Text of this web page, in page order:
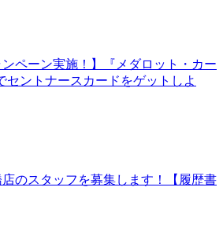
ンペーン実施！】『メダロット・カー
セントナースカードをゲットしよ
店のスタッフを募集します！【履歴書